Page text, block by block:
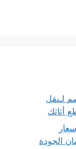
لـنقل
أثاثك